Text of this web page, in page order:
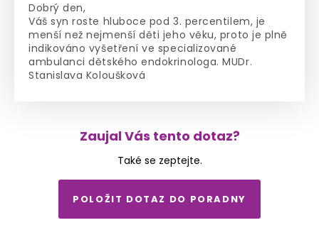
Dobrý den,
Váš syn roste hluboce pod 3. percentilem, je
menší než nejmenší děti jeho věku, proto je plně
indikováno vyšetření ve specializované
ambulanci dětského endokrinologa. MUDr.
Stanislava Koloušková
Zaujal Vás tento dotaz?
Také se zeptejte.
POLOŽIT DOTAZ DO PORADNY